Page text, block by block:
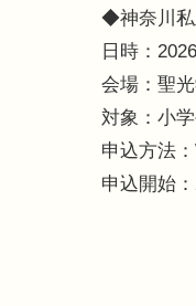
◆神奈川私
日時：
会場：聖
対象：小
申込方法
申込開始